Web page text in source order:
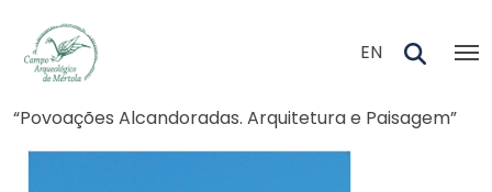
EN
Navegação estrutural
“Povoações Alcandoradas. Arquitetura e Paisagem”